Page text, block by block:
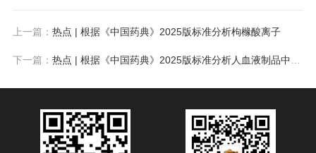
上一篇： 热点 | 根据《中国药典》2025版标准分析枸橼酸离子
下一篇： 热点 | 根据《中国药典》2025版标准分析人血液制品中糖及糖醇